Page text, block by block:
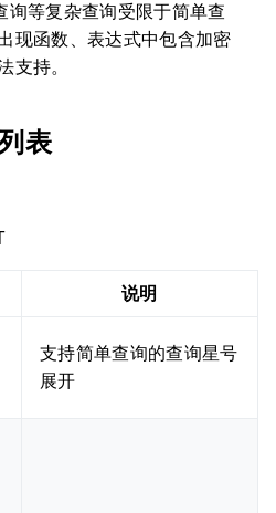
询等复杂查询受限于简单查
现函数、表达式中包含加密
支持。
表
说明
支持简单查询的查询星号
展开